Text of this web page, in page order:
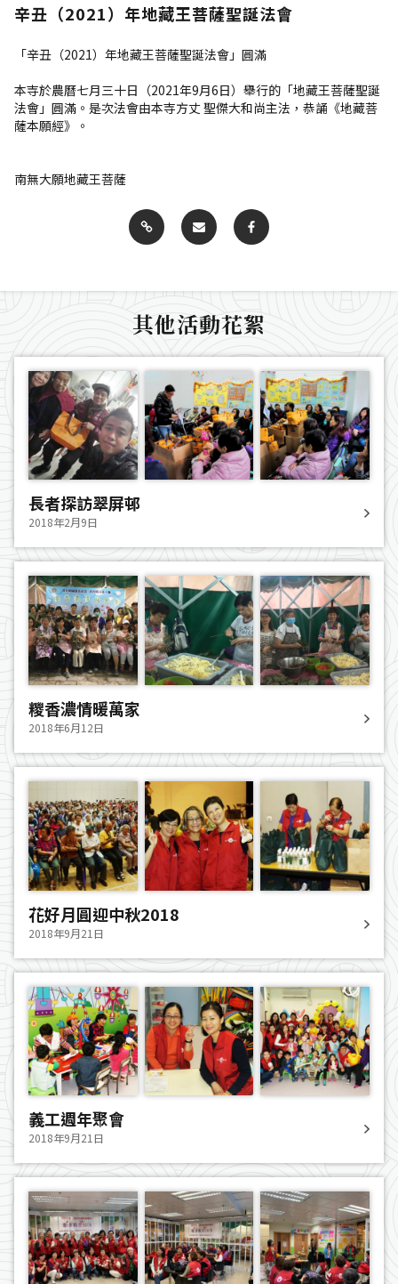
辛丑（2021）年地藏王菩薩聖誕法會
「辛丑（2021）年地藏王菩薩聖誕法會」圓滿
本寺於農曆七月三十日（2021年9月6日）舉行的「地藏王菩薩聖誕
法會」圓滿。是次法會由本寺方丈 聖傑大和尚主法，恭誦《地藏菩
薩本願經》。
南無大願地藏王菩薩
其他活動花絮
長者探訪翠屏邨
2018年2月9日
糭香濃情暖萬家
2018年6月12日
花好月圓迎中秋2018
2018年9月21日
義工週年聚會
2018年9月21日